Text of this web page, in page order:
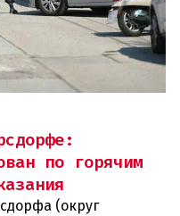
по горячим
(округ